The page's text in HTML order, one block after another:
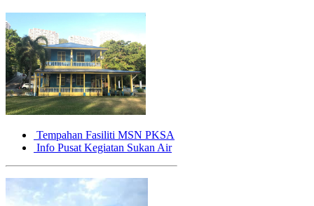
Tempahan Fasiliti MSN PKSA
Info Pusat Kegiatan Sukan Air